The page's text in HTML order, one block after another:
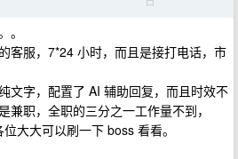
。
客服，7*24 小时，而且是接打电话，市
文字，配置了 AI 辅助回复，而且时效不
兼职，全职的三分之一工作量不到，
大大可以刷一下 boss 看看。